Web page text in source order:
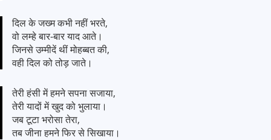
दिल के जख्म कभी नहीं भरते,
वो लम्हे बार-बार याद आते।
जिनसे उम्मीदें थीं मोहब्बत की,
वही दिल को तोड़ जाते।
तेरी हंसी में हमने सपना सजाया,
तेरी यादों में खुद को भुलाया।
जब टूटा भरोसा तेरा,
तब जीना हमने फिर से सिखाया।